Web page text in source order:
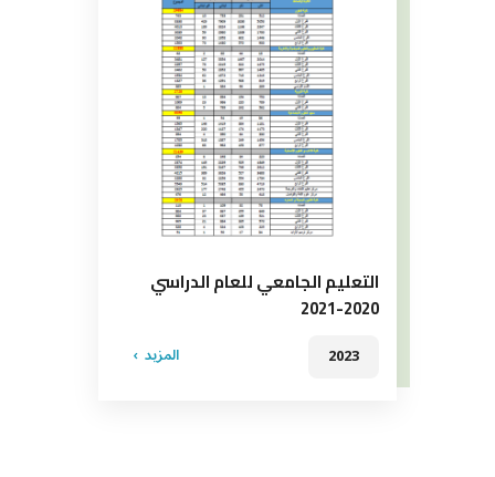
التعليم الجامعي للعام الدراسي
2020-2021
2023 المزيد